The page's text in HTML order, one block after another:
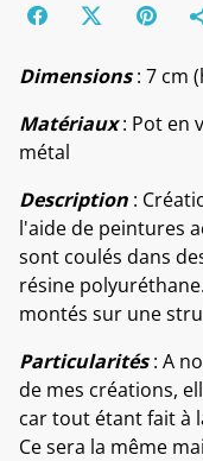
Dimensions: 7 cm
Matériaux: Pot en
métal
Description :
l'aide de peintures
sont coulés dans
résine
montés sur une
Particularités: A
de mes créations,
car tout étant fait à
Ce sera la même